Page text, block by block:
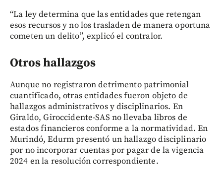
“La ley determina que las entidades que retengan
esos recursos y no los trasladen de manera oportuna
cometen un delito”, explicó el contralor.
Otros hallazgos
Aunque no registraron detrimento patrimonial
cuantificado, otras entidades fueron objeto de
hallazgos administrativos y disciplinarios. En
Giraldo, Giroccidente-SAS no llevaba libros de
estados financieros conforme a la normatividad. En
Murindó, Edurm presentó un hallazgo disciplinario
por no incorporar cuentas por pagar de la vigencia
2024 en la resolución correspondiente.